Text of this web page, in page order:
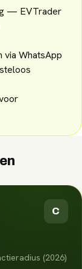
— EVTrader
via WhatsApp
C
(2026)